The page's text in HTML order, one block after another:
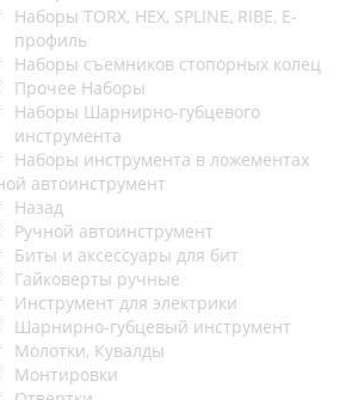
Наборы TORX, HEX, SPLINE, RIBE, E-
профиль
Наборы съемников стопорных колец
Прочее Наборы
Наборы Шарнирно-губцевого
инструмента
Наборы инструмента в ложементах
автоинструмент
Назад
Ручной автоинструмент
Биты и аксессуары для бит
Гайковерты ручные
Инструмент для электрики
Шарнирно-губцевый инструмент
Молотки, Кувалды
Монтировки